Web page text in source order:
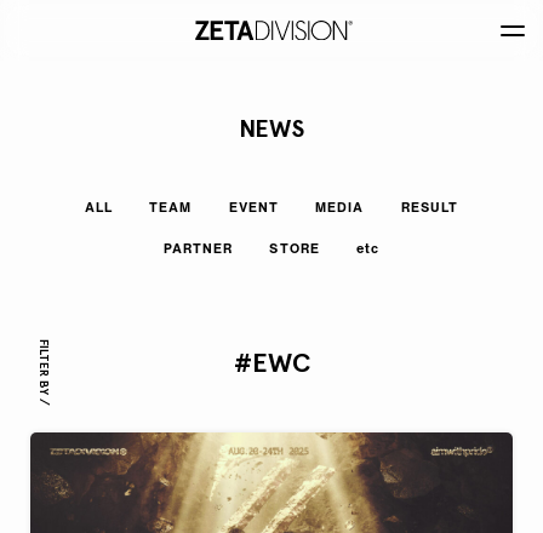
NEWS
ALL TEAM EVENT MEDIA RESULT
PARTNER STORE etc
FILTER BY / #EWC